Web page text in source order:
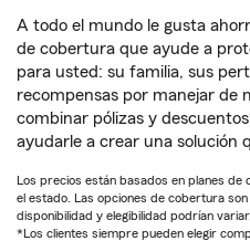
A todo el mundo le gusta
de cobertura que ayude a
para usted: su familia, sus
recompensas por manejar de
combinar pólizas y
ayudarle a crear una solución
Los precios están basados en planes de
el estado. Las opciones de cobertura
disponibilidad y elegibilidad podrían variar.
*Los clientes siempre pueden elegir